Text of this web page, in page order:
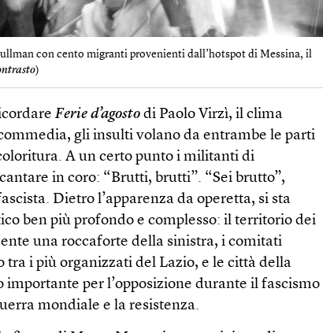
con cento migranti provenienti dall’hotspot di Messina, il
)
Ferie d’agosto di Paolo Virzì, il clima
gli insulti volano da entrambe le parti
A un certo punto i militanti di
in coro: “Brutti, brutti”. “Sei brutto”,
Dietro l’apparenza da operetta, si sta
ben più profondo e complesso: il territorio dei
una roccaforte della sinistra, i comitati
tra i più organizzati del Lazio, e le città della
importante per l’opposizione durante il fascismo
mondiale e la resistenza.